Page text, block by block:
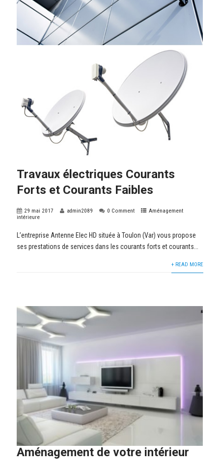
Travaux électriques Courants
Forts et Courants Faibles
29 mai 2017 admin2089 0 Comment
Aménagement
intérieure
L’entreprise Antenne Elec HD située à Toulon (Var) vous propose
ses prestations de services dans les courants forts et courants...
+ READ MORE
Aménagement de votre intérieur